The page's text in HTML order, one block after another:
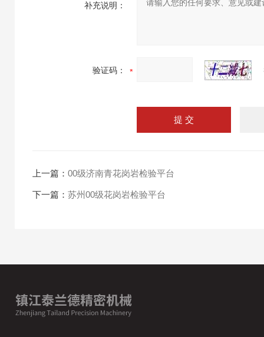
补充说明：
验证码：
上一篇： 00级济南青花岗岩检验平台
下一篇： 苏州00级花岗岩检验平台